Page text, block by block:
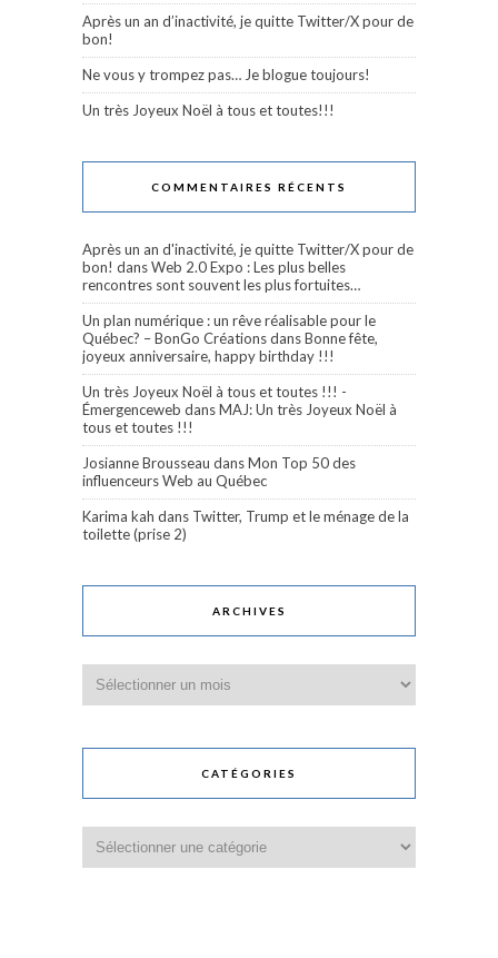
Après un an d’inactivité, je quitte Twitter/X pour de
bon!
Ne vous y trompez pas… Je blogue toujours!
Un très Joyeux Noël à tous et toutes!!!
COMMENTAIRES RÉCENTS
Après un an d'inactivité, je quitte Twitter/X pour de
bon! dansWeb 2.0 Expo : Les plus belles
rencontres sont souvent les plus fortuites…
Un plan numérique : un rêve réalisable pour le
Québec? – BonGo CréationsdansBonne fête,
joyeux anniversaire, happy birthday !!!
Un très Joyeux Noël à tous et toutes !!! -
Émergenceweb dansMAJ: Un très Joyeux Noël à
tous et toutes !!!
Josianne Brousseau dansMon Top 50 des
influenceurs Web au Québec
Karima kah dans Twitter, Trump et le ménage de la
toilette (prise 2)
ARCHIVES
CATÉGORIES